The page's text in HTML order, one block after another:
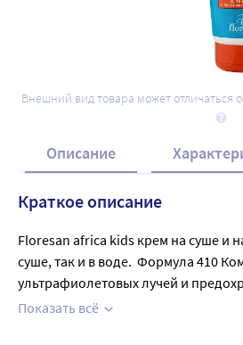
Внешний вид товара может отличаться
Описание
Краткое описание
Floresan africa kids крем на суше и
суше, так и в воде.  Формула 410
ультрафиолетовых лучей и
на солнце и после водных
Показать всё